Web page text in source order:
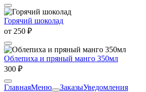
Горячий шоколад
от 250 ₽
Облепиха и пряный манго 350мл
300 ₽
ГлавнаяМеню ЗаказыУведомления